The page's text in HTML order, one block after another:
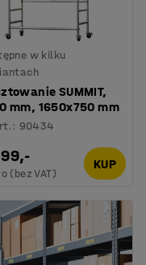
w kilku
SUMMIT,
mm, 1650x750 mm
: 90434
(bez VAT)
KUP